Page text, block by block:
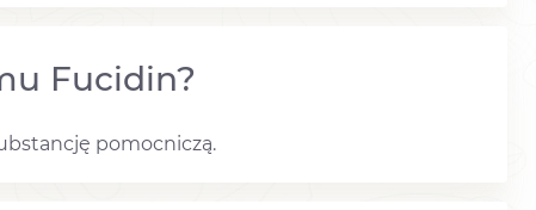
Fucidin?
pomocniczą.